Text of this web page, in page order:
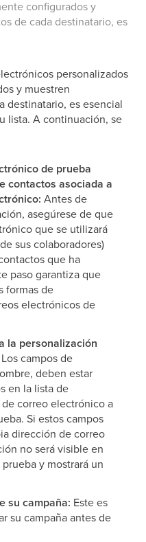
configurados y
de cada destinatario, es
personalizados
y muestren
destinatario, es esencial
lista. A continuación, se
de prueba
contactos asociada a
Antes de
asegúrese de que
que se utilizará
sus colaboradores)
que ha
paso garantiza que
formas de
electrónicos de
la personalización
Los campos de
deben estar
en la lista de
correo electrónico a
Si estos campos
dirección de correo
no será visible en
y mostrará un
su campaña: Este es
su campaña antes de